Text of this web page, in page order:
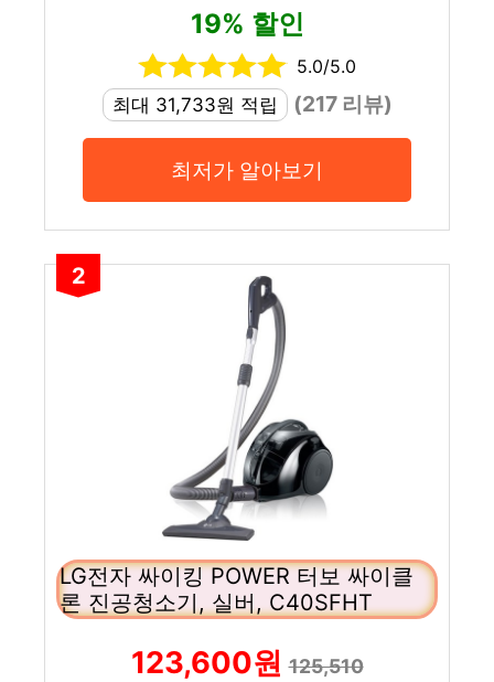
19% 할인
5.0/5.0
최대 31,733원 적립
(217 리뷰)
최저가 알아보기
2
LG전자 싸이킹 POWER 터보 싸이클
론 진공청소기, 실버, C40SFHT
123,600원125,510